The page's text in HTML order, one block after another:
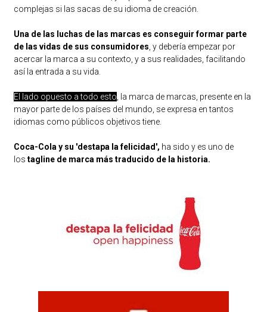
complejas si las sacas de su idioma de creación.
Una de las luchas de las marcas es conseguir formar parte
de las vidas de sus consumidores , y debería empezar por
acercar la marca a su contexto, y a sus realidades, facilitando
así la entrada a su vida.
El lado opuesto a todo esto
la marca de marcas, presente en la
mayor parte de los países del mundo, se expresa en tantos
idiomas como públicos objetivos tiene.
Coca-Cola y su 'destapa la felicidad', ha sido y es uno de
los tagline de marca más traducido de la historia.